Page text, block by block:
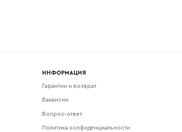
ИНФОРМАЦИЯ
Гарантии и возврат
Вакансии
Вопрос-ответ
Политика конфиденциальности